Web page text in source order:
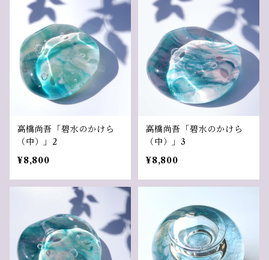
高橋尚吾「碧水のかけら
（中）」2
¥8,800
高橋尚吾「碧水のかけら
（中）」3
¥8,800